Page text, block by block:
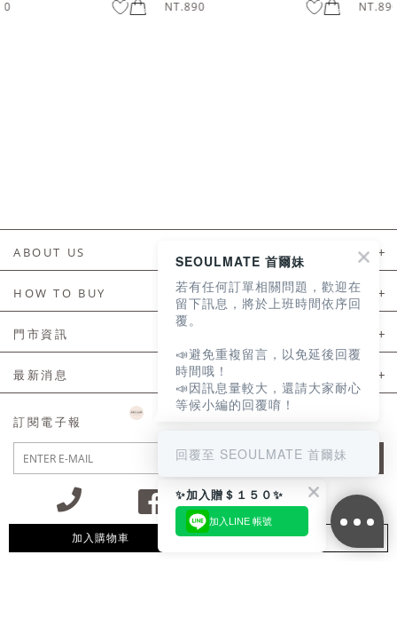
加入購物車 追蹤清單
ABOUT US
HOW TO BUY
如何購買
會員常見問題
訂單常見問題
商品售後服務
電子發票
國外會員服務
門市資訊
門市資訊
最新消息
LINE官方會員活動
訂閱電子報
JOIN
09:30~12:00 13:00~18:30 / Mon - Fri(例假日除外)
✨加入贈＄１５０✨
加入LINE 帳號
SEOULMATE 首爾妹
若有任何訂單相關問題，歡迎在
留下訊息，將於上班時間依序回
覆。
📣避免重複留言，以免延後回覆
時間哦！
📣因訊息量較大，還請大家耐心
等候小編的回覆唷！
回覆至 SEOULMATE 首爾妹